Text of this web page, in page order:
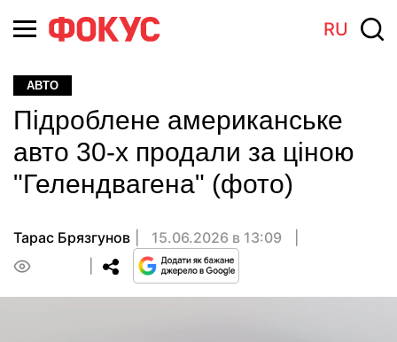
RU
АВТО
Підроблене американське
авто 30-х продали за ціною
"Гелендвагена" (фото)
Тарас Брязгунов
15.06.2026 в 13:09